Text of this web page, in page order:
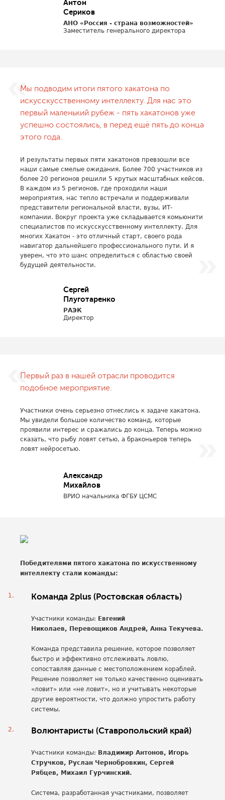
Антон
Сериков
АНО «Россия - страна возможностей»
Заместитель генерального директора
Мы подводим итоги пятого хакатона по
искусскусственному интеллекту. Для нас это
первый маленький рубеж - пять хакатонов уже
успешно состоялись, в перед ещё пять до конца
этого года.
И результаты первых пяти хакатонов превзошли все
наши самые смелые ожидания. Более 700 участников из
более 20 регионов решили 5 крутых масштабных кейсов.
В каждом из 5 регионов, где проходили наши
мероприятия, нас тепло встречали и поддерживали
представители региональной власти, вузы, ИТ-
компании. Вокруг проекта уже складывается комьюнити
специалистов по искусскусственному интеллекту. Для
многих Хакатон - это отличный старт, своего рода
навигатор дальнейшего профессионального пути. И я
уверен, что это шанс определиться с областью своей
будущей деятельности.
Сергей
Плуготаренко
РАЭК
Директор
Первый раз в нашей отрасли проводится
подобное мероприятие.
Участники очень серьезно отнеслись к задаче хакатона.
Мы увидели большое количество команд, которые
проявили интерес и сражались до конца. Теперь можно
сказать, что рыбу ловят сетью, а браконьеров теперь
ловят нейросетью.
Александр
Михайлов
ВРИО начальника ФГБУ ЦСМС
Победителями пятого хакатона по искусственному
интеллекту стали команды:
Команда 2plus (Ростовская область)
Участники команды: Евгений
Николаев, Перевощиков Андрей, Анна Текучева.
Команда представила решение, которое позволяет
быстро и эффективно отслеживать ловлю,
сопоставляя данные с местоположением кораблей.
Решение позволяет не только качественно оценивать
«ловит» или «не ловит», но и учитывать некоторые
другие вероятности, что должно упростить работу
системы.
Волюнтаристы (Ставропольский край)
Участники команды: Владимир Антонов, Игорь
Стручков, Руслан Чернобровкин, Сергей
Рябцев, Михаил Гурчинский.
Система, разработанная участниками, позволяет